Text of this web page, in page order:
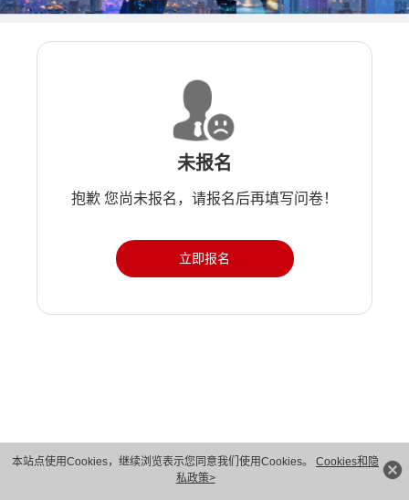
本站点使用Cookies，继续浏览表示您同意我们使用Cookies。 Cookies和隐
私政策>
未报名
抱歉 您尚未报名，请报名后再填写问卷！
立即报名
版权所有 © 华为技术有限公司 1998-2026。 保留一切权利。粤A2-20044005号
隐私保护
法律声明